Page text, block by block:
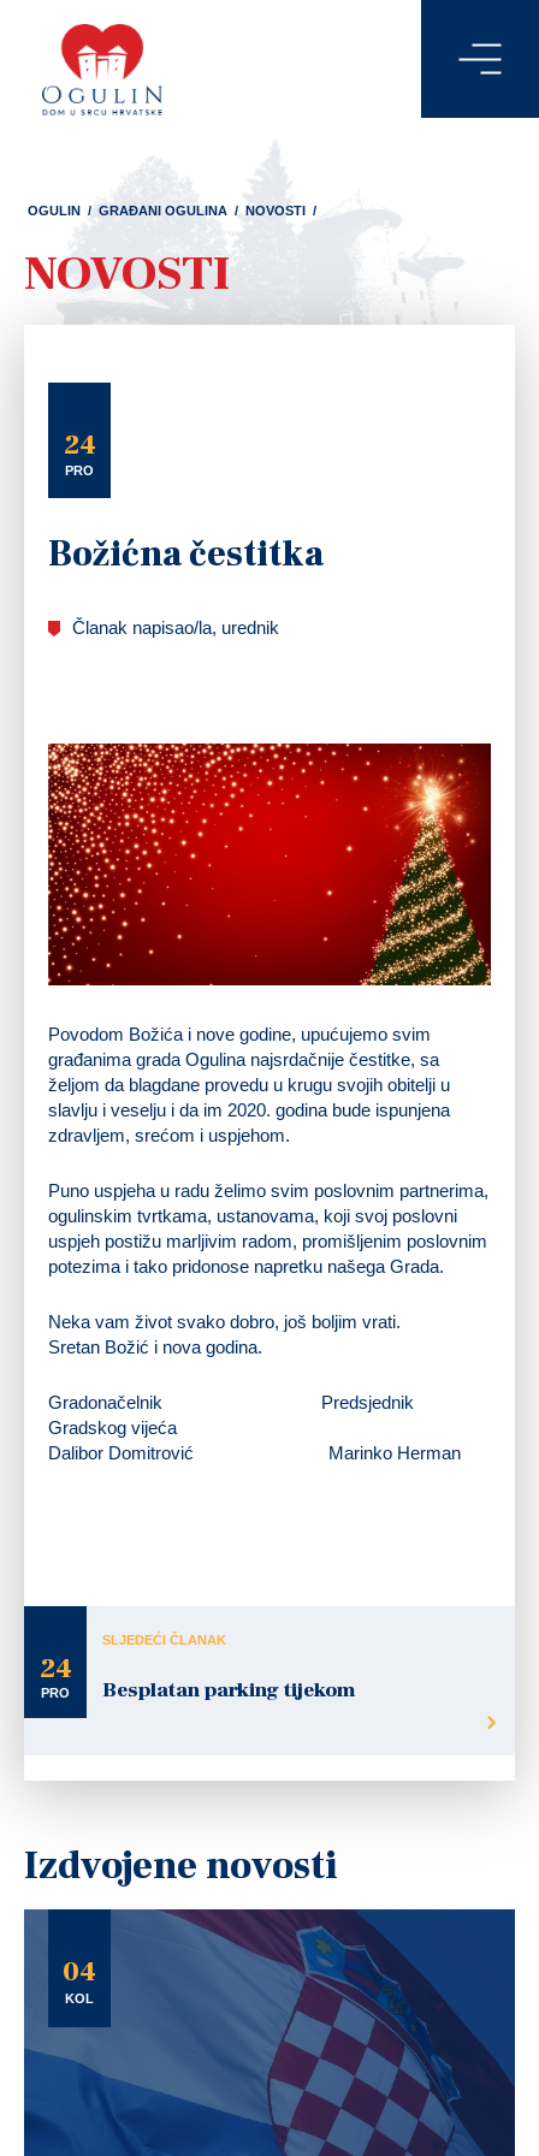
OGULIN / GRAĐANI OGULINA / NOVOSTI /
NOVOSTI
24
PRO
Božićna čestitka
Članak napisao/la, urednik
Povodom Božića i nove godine, upućujemo svim
građanima grada Ogulina najsrdačnije čestitke, sa
željom da blagdane provedu u krugu svojih obitelji u
slavlju i veselju i da im 2020. godina bude ispunjena
zdravljem, srećom i uspjehom.
Puno uspjeha u radu želimo svim poslovnim partnerima,
ogulinskim tvrtkama, ustanovama, koji svoj poslovni
uspjeh postižu marljivim radom, promišljenim poslovnim
potezima i tako pridonose napretku našega Grada.
Neka vam život svako dobro, još boljim vrati.
Sretan Božić i nova godina.
Gradonačelnik Predsjednik
Gradskog vijeća
Dalibor Domitrović Marinko Herman
24
PRO
SLJEDEĆI ČLANAK
Besplatan parking tijekom
Izdvojene novosti
04
KOL